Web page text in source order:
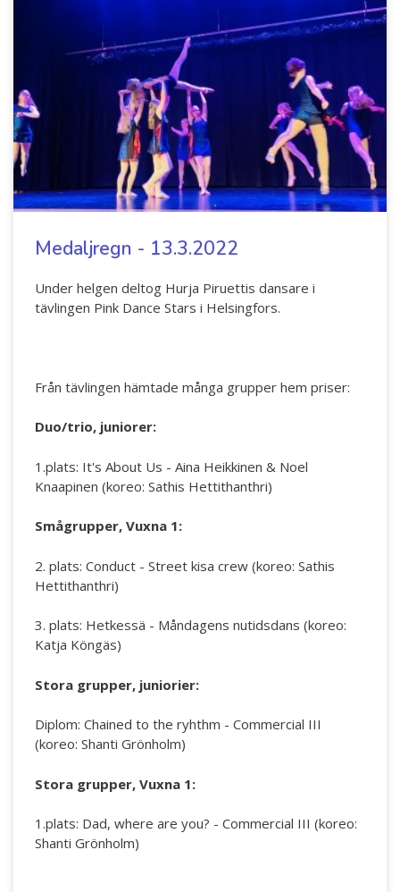
Medaljregn - 13.3.2022
Under helgen deltog Hurja Piruettis dansare i
tävlingen Pink Dance Stars i Helsingfors.
Från tävlingen hämtade många grupper hem priser:
Duo/trio, juniorer:
1.plats: It's About Us - Aina Heikkinen & Noel
Knaapinen (koreo: Sathis Hettithanthri)
Smågrupper, Vuxna 1:
2. plats: Conduct - Street kisa crew (koreo: Sathis
Hettithanthri)
3. plats: Hetkessä - Måndagens nutidsdans (koreo:
Katja Köngäs)
Stora grupper, juniorier:
Diplom: Chained to the ryhthm - Commercial III
(koreo: Shanti Grönholm)
Stora grupper, Vuxna 1:
1.plats: Dad, where are you? - Commercial III (koreo:
Shanti Grönholm)